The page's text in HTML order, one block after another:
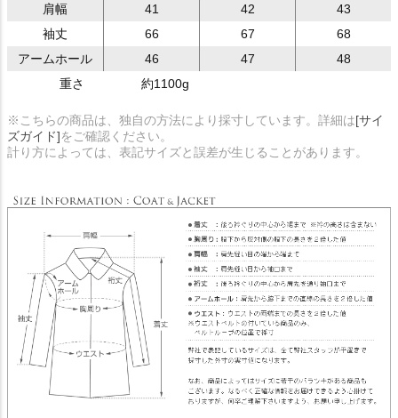
肩幅
41 42
43
袖丈
66 67
68
アームホール
46 47
48
重さ
約1100g
※こちらの商品は、独自の方法により採寸しています。詳細は[サイ
ズガイド]をご確認ください。
計り方によっては、表記サイズと誤差が生じることがあります。